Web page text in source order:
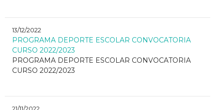
13/12/2022
PROGRAMA DEPORTE ESCOLAR CONVOCATORIA
CURSO 2022/2023
PROGRAMA DEPORTE ESCOLAR CONVOCATORIA
CURSO 2022/2023